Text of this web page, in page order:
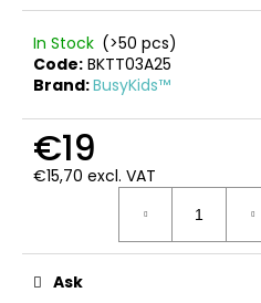
In Stock (>50 pcs)
Code: BKTT03A25
Brand:BusyKids™
€19
€15,70 excl. VAT
Ask
W
e
e
c
o
m
n
d